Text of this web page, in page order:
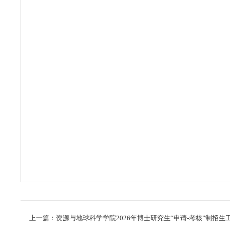
上一篇：资源与地球科学学院2026年博士研究生“申请-考核”制招生